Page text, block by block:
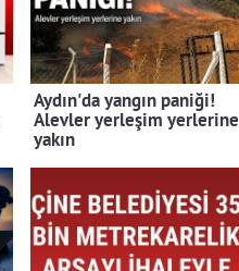
Aydın'da yangın paniği!
Alevler yerleşim yerlerine
yakın